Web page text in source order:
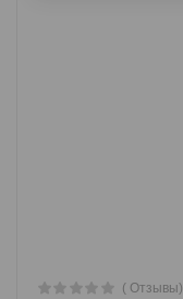
( Отзывы)